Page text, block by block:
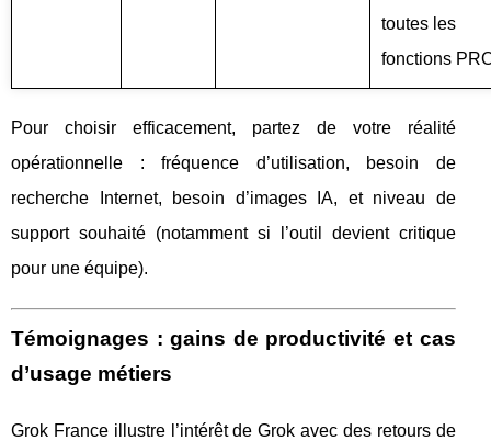
toutes les
fonctions
Pour choisir efficacement, partez de votre réalité
opérationnelle : fréquence d’utilisation, besoin de
recherche Internet, besoin d’images IA, et niveau de
support souhaité (notamment si l’outil devient critique
pour une équipe).
Témoignages : gains de productivité et cas
d’usage métiers
Grok France illustre l’intérêt de Grok avec des retours de